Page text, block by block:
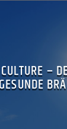
–
GESUNDE